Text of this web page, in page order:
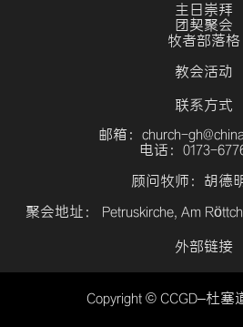
主日崇拜
团契聚会
牧者部落格
教会活动
联系方式
邮箱：church-
电话：0173-
顾问牧师：胡德
聚会地址： Petruskirche, Am
外部链接
Copyright © CCGD–杜塞